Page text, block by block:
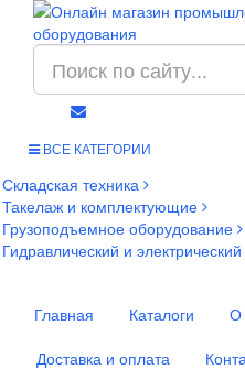
ВСЕ КАТЕГОРИИ
Складская техника
Такелаж и комплектующие
Грузоподъемное оборудование
Гидравлический и
Главная Каталоги О
Доставка и оплата